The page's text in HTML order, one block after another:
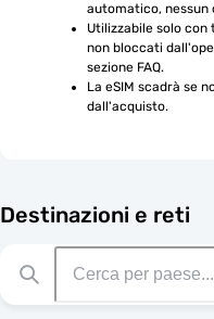
automatico,
Utilizzabile solo
non bloccati
sezione FAQ.
La eSIM scadrà se
dall'acquisto.
Destinazioni e reti